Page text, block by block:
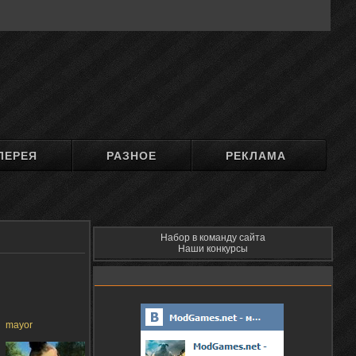
РАЗНОЕ РЕКЛАМА
mayor
Набор в команду сайта
Наши конкурсы